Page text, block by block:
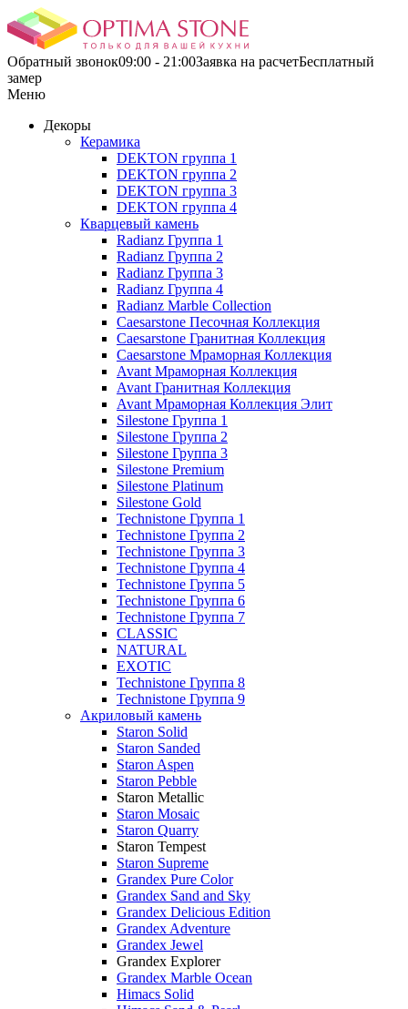
Обратный звонок09:00 - 21:00Заявка на расчетБесплатный
замер
Меню
Декоры
Керамика
DEKTON группа 1
DEKTON группа 2
DEKTON группа 3
DEKTON группа 4
Кварцевый камень
Radianz Группа 1
Radianz Группа 2
Radianz Группа 3
Radianz Группа 4
Radianz Marble Collection
Caesarstone Песочная Коллекция
Caesarstone Гранитная Коллекция
Caesarstone Мраморная Коллекция
Avant Мраморная Коллекция
Avant Гранитная Коллекция
Avant Мраморная Коллекция Элит
Silestone Группа 1
Silestone Группа 2
Silestone Группа 3
Silestone Premium
Silestone Platinum
Silestone Gold
Technistone Группа 1
Technistone Группа 2
Technistone Группа 3
Technistone Группа 4
Technistone Группа 5
Technistone Группа 6
Technistone Группа 7
CLASSIC
NATURAL
EXOTIC
Technistone Группа 8
Technistone Группа 9
Акриловый камень
Staron Solid
Staron Sanded
Staron Aspen
Staron Pebble
Staron Metallic
Staron Mosaic
Staron Quarry
Staron Tempest
Staron Supreme
Grandex Pure Color
Grandex Sand and Sky
Grandex Delicious Edition
Grandex Adventure
Grandex Jewel
Grandex Explorer
Grandex Marble Ocean
Himacs Solid